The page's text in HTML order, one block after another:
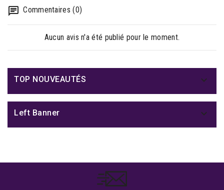
Commentaires (0)
Aucun avis n'a été publié pour le moment.
TOP NOUVEAUTÉS 
Left Banner 